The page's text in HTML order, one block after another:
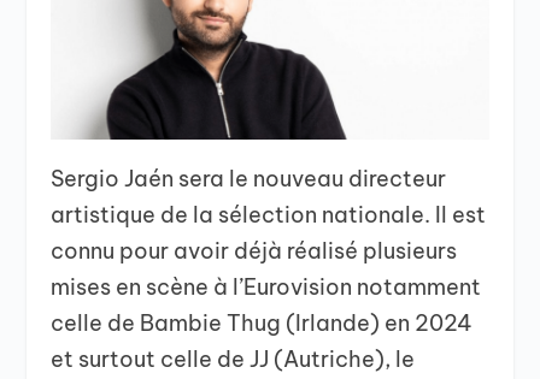
Sergio Jaén sera le nouveau directeur
artistique de la sélection nationale. Il est
connu pour avoir déjà réalisé plusieurs
mises en scène à l’Eurovision notamment
celle de Bambie Thug (Irlande) en 2024
et surtout celle de JJ (Autriche), le